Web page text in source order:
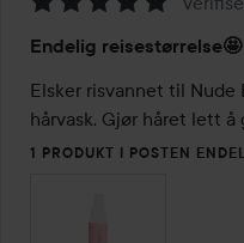
5
av
5
Endelig reisestørrelse🤩
Elsker risvannet til
hårvask. Gjør håret lett
1 PRODUKT I POSTEN